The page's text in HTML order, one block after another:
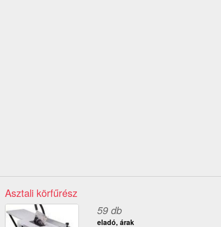
Asztali körfűrész
59 db
eladó, árak